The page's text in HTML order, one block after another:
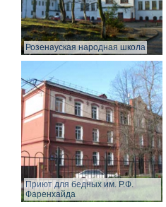
Розенауская народная школа
Приют для бедных им. Р.Ф.
Фаренхайда